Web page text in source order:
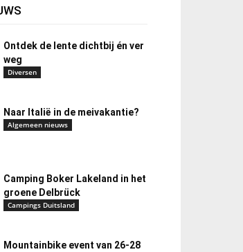
Ontdek de lente dichtbij én ver
weg
Diversen
Naar Italië in de meivakantie?
Algemeen nieuws
Camping Boker Lakeland in het
groene Delbrück
Campings Duitsland
Mountainbike event van 26-28